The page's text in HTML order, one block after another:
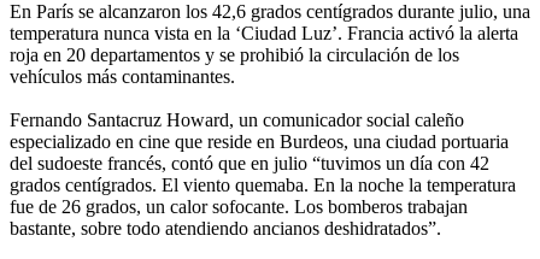
En París se alcanzaron los 42,6 grados centígrados durante julio, una
temperatura nunca vista en la ‘Ciudad Luz’. Francia activó la alerta
roja en 20 departamentos y se prohibió la circulación de los
vehículos más contaminantes.
Fernando Santacruz Howard, un comunicador social caleño
especializado en cine que reside en Burdeos, una ciudad portuaria
del sudoeste francés, contó que en julio “tuvimos un día con 42
grados centígrados. El viento quemaba. En la noche la temperatura
fue de 26 grados, un calor sofocante. Los bomberos trabajan
bastante, sobre todo atendiendo ancianos deshidratados”.